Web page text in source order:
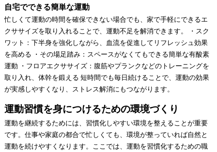
自宅でできる簡単な運動
忙しくて運動の時間を確保できない場合でも、家で手軽にできるエ
クササイズを取り入れることで、運動不足を解消できます。 ・スク
ワット：下半身を強化しながら、血流を促進してリフレッシュ効果
を高める ・その場足踏み：スペースがなくてもできる簡単な有酸素
運動 ・フロアエクササイズ：腹筋やプランクなどのトレーニングを
取り入れ、体幹を鍛える 短時間でも毎日続けることで、運動の効果
が実感しやすくなり、ストレス解消にもつながります。
運動習慣を身につけるための環境づくり
運動を継続するためには、習慣化しやすい環境を整えることが重要
です。仕事や家庭の都合で忙しくても、環境が整っていれば自然と
運動を続けやすくなります。ここでは、運動を習慣化するための職